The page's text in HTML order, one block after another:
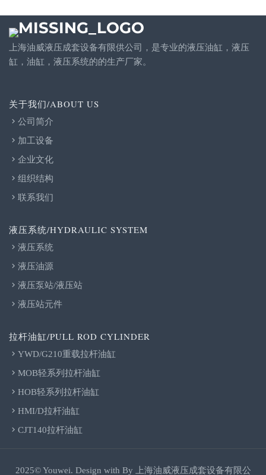
上海油威液压成套设备有限供公司，是专业的液压油缸，液压
缸，油缸，液压系统的的生产厂家。
关于我们/ABOUT US
公司简介
加工设备
企业文化
组织结构
联系我们
液压系统/HYDRAULIC SYSTEM
液压系统
液压油源
液压泵站/液压站
液压站元件
拉杆油缸/PULL ROD CYLINDER
YWD/G210重载拉杆油缸
MOB轻系列拉杆油缸
HOB轻系列拉杆油缸
HMI/D拉杆油缸
CJT140拉杆油缸
2025© Youwei. Design with By 上海油威液压成套设备有限公